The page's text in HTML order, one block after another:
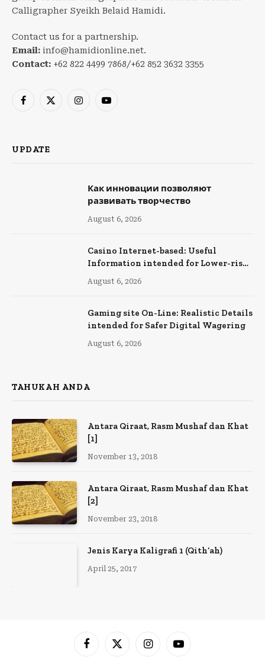
Calligrapher Syeikh Belaid Hamidi.
Contact us for a partnership.
Email: info@hamidionline.net.
Contact: +62 822 4499 7868/+62 852 3632 3355
Facebook
X
InstagramYouTube
UPDATE
Как инновации позволяют
развивать творчество
August 6, 2026
Casino Internet-based: Useful
Information intended for Lower-risk
Online Wagering
August 6, 2026
Gaming site On-Line: Realistic Details
intended for Safer Digital Wagering
August 6, 2026
TAHUKAH ANDA
Antara Qiraat, Rasm Mushaf dan Khat
[1]
November 13, 2018
Antara Qiraat, Rasm Mushaf dan Khat
[2]
November 23, 2018
Jenis Karya Kaligrafi 1 (Qith’ah)
April 25, 2017
Facebook
X
InstagramYouTube